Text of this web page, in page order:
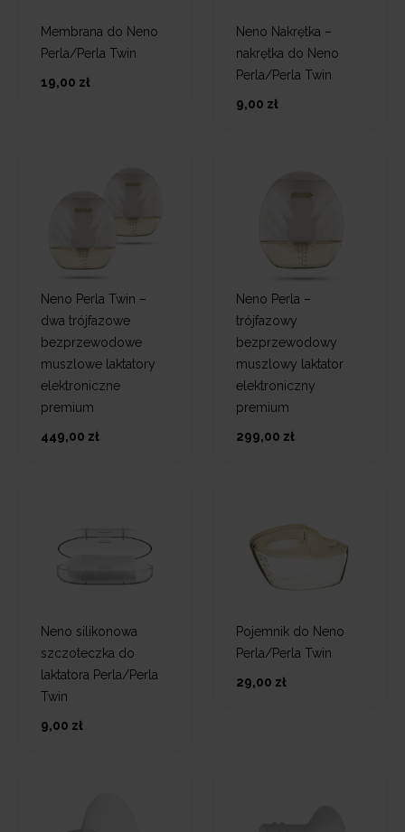
Membrana do Neno
Perla/Perla Twin
19,00 zł
Neno Nakrętka –
nakrętka do Neno
Perla/Perla Twin
9,00 zł
Neno Perla Twin –
dwa trójfazowe
bezprzewodowe
muszlowe laktatory
elektroniczne
premium
449,00 zł
Neno Perla –
trójfazowy
bezprzewodowy
muszlowy laktator
elektroniczny
premium
299,00 zł
Neno silikonowa
szczoteczka do
laktatora Perla/Perla
Twin
9,00 zł
Pojemnik do Neno
Perla/Perla Twin
29,00 zł